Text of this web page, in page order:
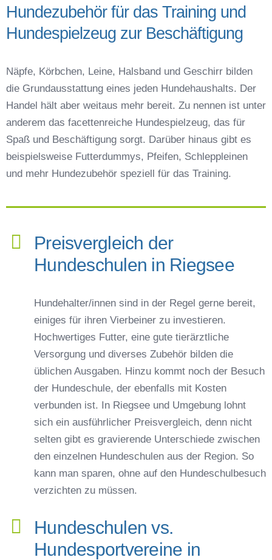
Hundezubehör für das Training und
Hundespielzeug zur Beschäftigung
Näpfe, Körbchen, Leine, Halsband und Geschirr bilden
die Grundausstattung eines jeden Hundehaushalts. Der
Handel hält aber weitaus mehr bereit. Zu nennen ist unter
anderem das facettenreiche Hundespielzeug, das für
Spaß und Beschäftigung sorgt. Darüber hinaus gibt es
beispielsweise Futterdummys, Pfeifen, Schleppleinen
und mehr Hundezubehör speziell für das Training.
Preisvergleich der
Hundeschulen in Riegsee
Hundehalter/innen sind in der Regel gerne bereit,
einiges für ihren Vierbeiner zu investieren.
Hochwertiges Futter, eine gute tierärztliche
Versorgung und diverses Zubehör bilden die
üblichen Ausgaben. Hinzu kommt noch der Besuch
der Hundeschule, der ebenfalls mit Kosten
verbunden ist. In Riegsee und Umgebung lohnt
sich ein ausführlicher Preisvergleich, denn nicht
selten gibt es gravierende Unterschiede zwischen
den einzelnen Hundeschulen aus der Region. So
kann man sparen, ohne auf den Hundeschulbesuch
verzichten zu müssen.
Hundeschulen vs.
Hundesportvereine in